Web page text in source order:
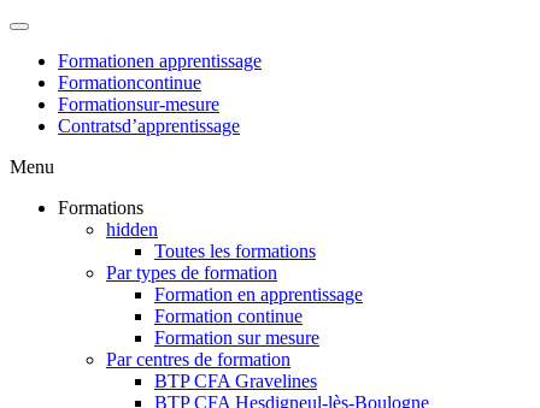
Formationen apprentissage
Formationcontinue
Formationsur-mesure
Contratsd’apprentissage
Menu
Formations
hidden
Toutes les formations
Par types de formation
Formation en apprentissage
Formation continue
Formation sur mesure
Par centres de formation
BTP CFA Gravelines
BTP CFA Hesdigneul-lès-Boulogne